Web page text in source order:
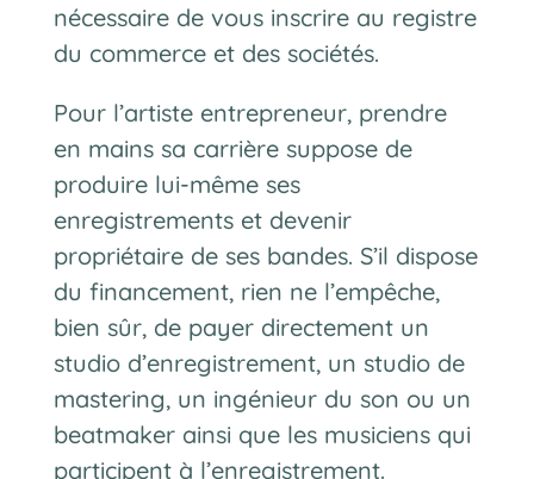
nécessaire de vous inscrire au registre
du commerce et des sociétés.
Pour l’artiste entrepreneur, prendre
en mains sa carrière suppose de
produire lui-même ses
enregistrements et devenir
propriétaire de ses bandes. S’il dispose
du financement, rien ne l’empêche,
bien sûr, de payer directement un
studio d’enregistrement, un studio de
mastering, un ingénieur du son ou un
beatmaker ainsi que les musiciens qui
participent à l’enregistrement.